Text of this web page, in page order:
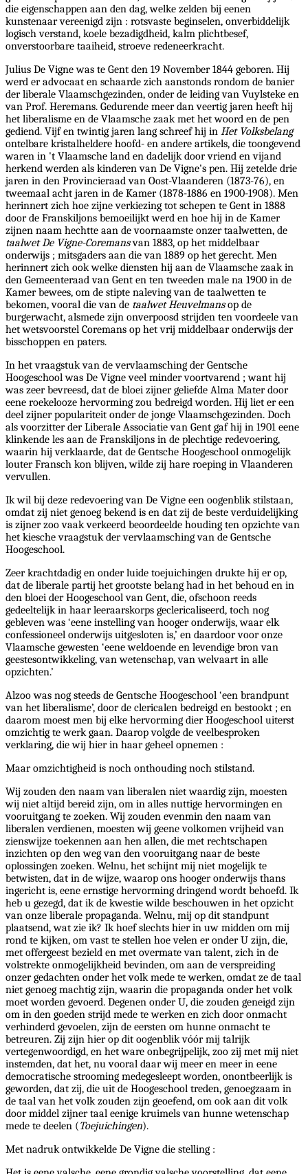
die eigenschappen aan den dag, welke zelden bij eenen
kunstenaar vereenigd zijn : rotsvaste beginselen, onverbiddelijk
logisch verstand, koele bezadigdheid, kalm plichtbesef,
onverstoorbare taaiheid, stroeve redeneerkracht.
Julius De Vigne was te Gent den 19 November 1844 geboren. Hij
werd er advocaat en schaarde zich aanstonds rondom de banier
der liberale Vlaamschgezinden, onder de leiding van Vuylsteke en
van Prof. Heremans. Gedurende meer dan veertig jaren heeft hij
het liberalisme en de Vlaamsche zaak met het woord en de pen
gediend. Vijf en twintig jaren lang schreef hij in Het Volksbelang
ontelbare kristalheldere hoofd- en andere artikels, die toongevend
waren in 't Vlaamsche land en dadelijk door vriend en vijand
herkend werden als kinderen van De Vigne's pen. Hij zetelde drie
jaren in den Provincieraad van Oost-Vlaanderen (1873-76), en
tweemaal acht jaren in de Kamer (1878-1886 en 1900-1908). Men
herinnert zich hoe zijne verkiezing tot schepen te Gent in 1888
door de Franskiljons bemoeilijkt werd en hoe hij in de Kamer
zijnen naam hechtte aan de voornaamste onzer taalwetten, de
taalwet De Vigne-Coremansvan 1883, op het middelbaar
onderwijs ; mitsgaders aan die van 1889 op het gerecht. Men
herinnert zich ook welke diensten hij aan de Vlaamsche zaak in
den Gemeenteraad van Gent en ten tweeden male na 1900 in de
Kamer bewees, om de stipte naleving van de taalwetten te
bekomen, vooral die van de taalwet Heuvelmansop de
burgerwacht, alsmede zijn onverpoosd strijden ten voordeele van
het wetsvoorstel Coremans op het vrij middelbaar onderwijs der
bisschoppen en paters.
In het vraagstuk van de vervlaamsching der Gentsche
Hoogeschool was De Vigne veel minder voortvarend ; want hij
was zeer bevreesd, dat de bloei zijner geliefde Alma Mater door
eene roekelooze hervorming zou bedreigd worden. Hij liet er een
deel zijner populariteit onder de jonge Vlaamschgezinden. Doch
als voorzitter der Liberale Associatie van Gent gaf hij in 1901 eene
klinkende les aan de Franskiljons in de plechtige redevoering,
waarin hij verklaarde, dat de Gentsche Hoogeschool onmogelijk
louter Fransch kon blijven, wilde zij hare roeping in Vlaanderen
vervullen.
Ik wil bij deze redevoering van De Vigne een oogenblik stilstaan,
omdat zij niet genoeg bekend is en dat zij de beste verduidelijking
is zijner zoo vaak verkeerd beoordeelde houding ten opzichte van
het kiesche vraagstuk der vervlaamsching van de Gentsche
Hoogeschool.
Zeer krachtdadig en onder luide toejuichingen drukte hij er op,
dat de liberale partij het grootste belang had in het behoud en in
den bloei der Hoogeschool van Gent, die, ofschoon reeds
gedeeltelijk in haar leeraarskorps geclericaliseerd, toch nog
gebleven was ‘eene instelling van hooger onderwijs, waar elk
confessioneel onderwijs uitgesloten is,’ en daardoor voor onze
Vlaamsche gewesten ‘eene weldoende en levendige bron van
geestesontwikkeling, van wetenschap, van welvaart in alle
opzichten.’
Alzoo was nog steeds de Gentsche Hoogeschool ‘een brandpunt
van het liberalisme’, door de clericalen bedreigd en bestookt ; en
daarom moest men bij elke hervorming dier Hoogeschool uiterst
omzichtig te werk gaan. Daarop volgde de veelbesproken
verklaring, die wij hier in haar geheel opnemen :
Maar omzichtigheid is noch onthouding noch stilstand.
Wij zouden den naam van liberalen niet waardig zijn, moesten
wij niet altijd bereid zijn, om in alles nuttige hervormingen en
vooruitgang te zoeken. Wij zouden evenmin den naam van
liberalen verdienen, moesten wij geene volkomen vrijheid van
zienswijze toekennen aan hen allen, die met rechtschapen
inzichten op den weg van den vooruitgang naar de beste
oplossingen zoeken. Welnu, het schijnt mij niet mogelijk te
betwisten, dat in de wijze, waarop ons hooger onderwijs thans
ingericht is, eene ernstige hervorming dringend wordt behoefd. Ik
heb u gezegd, dat ik de kwestie wilde beschouwen in het opzicht
van onze liberale propaganda. Welnu, mij op dit standpunt
plaatsend, wat zie ik? Ik hoef slechts hier in uw midden om mij
rond te kijken, om vast te stellen hoe velen er onder U zijn, die,
met offergeest bezield en met overmate van talent, zich in de
volstrekte onmogelijkheid bevinden, om aan de verspreiding
onzer gedachten onder het volk mede te werken, omdat ze de taal
niet genoeg machtig zijn, waarin die propaganda onder het volk
moet worden gevoerd. Degenen onder U, die zouden geneigd zijn
om in den goeden strijd mede te werken en zich door onmacht
verhinderd gevoelen, zijn de eersten om hunne onmacht te
betreuren. Zij zijn hier op dit oogenblik vóór mij talrijk
vertegenwoordigd, en het ware onbegrijpelijk, zoo zij met mij niet
instemden, dat het, nu vooral daar wij meer en meer in eene
democratische strooming medegesleept worden, onontbeerlijk is
geworden, dat zij, die uit de Hoogeschool treden, genoegzaam in
de taal van het volk zouden zijn geoefend, om ook aan dit volk
door middel zijner taal eenige kruimels van hunne wetenschap
mede te deelen (Toejuichingen).
Met nadruk ontwikkelde De Vigne die stelling :